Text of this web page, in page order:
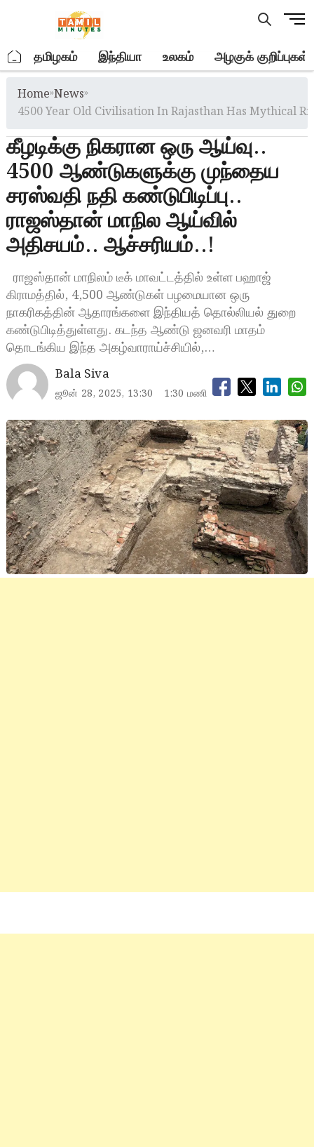
M
u
t
o
. தமிழகம் இந்தியா உலகம் அழகுக் குறிப்புகள்
Home»News»
4500 Year Old Civilisation In Rajasthan Has Mythical
கீழடிக்கு நிகரான ஒரு ஆய்வு..
4500 ஆண்டுகளுக்கு முந்தைய
சரஸ்வதி நதி கண்டுபிடிப்பு..
ராஜஸ்தான் மாநில ஆய்வில்
அதிசயம்.. ஆச்சரியம்..!
ராஜஸ்தான் மாநிலம் டீக் மாவட்டத்தில் உள்ள பஹாஜ்
கிராமத்தில், 4,500 ஆண்டுகள் பழமையான ஒரு
நாகரிகத்தின் ஆதாரங்களை இந்தியத் தொல்லியல் துறை
கண்டுபிடித்துள்ளது. கடந்த ஆண்டு ஜனவரி மாதம்
தொடங்கிய இந்த அகழ்வாராய்ச்சியில்,…
Bala Siva
ஜூன் 28, 2025, 13:30 1:30 மணி